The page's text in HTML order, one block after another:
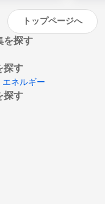
トップページへ
を探す
探す
ネルギー
探す